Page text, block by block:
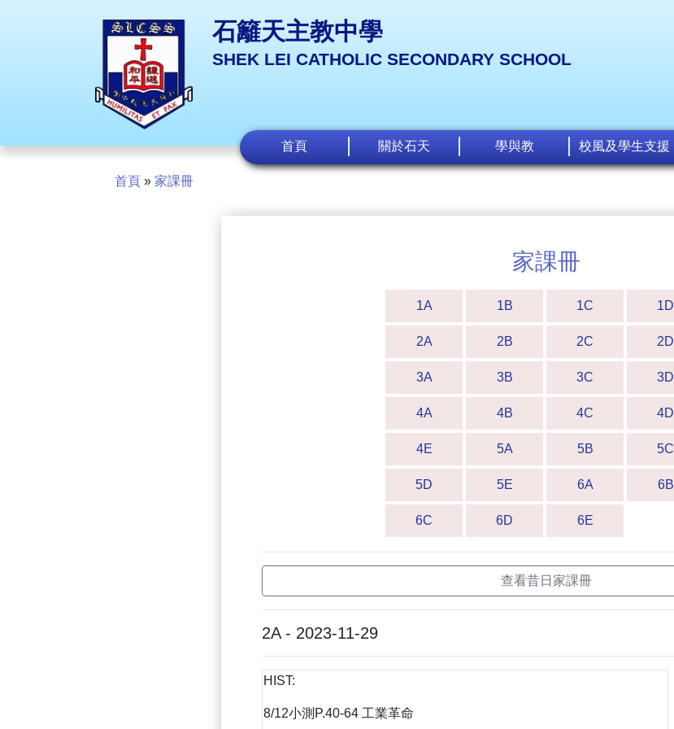
石籬天主教中學
SHEK LEI CATHOLIC SECONDARY SCHOOL
首頁 關於石天 學與教 校風及學生支援
首頁 » 家課冊
家課冊
1A 1B 1C 1D
2A 2B 2C 2D
3A 3B 3C 3D
4A 4B 4C 4D
4E 5A 5B 5C
5D 5E 6A 6B
6C 6D 6E
查看昔日家課冊
2A - 2023-11-29
HIST:
8/12小測P.40-64 工業革命